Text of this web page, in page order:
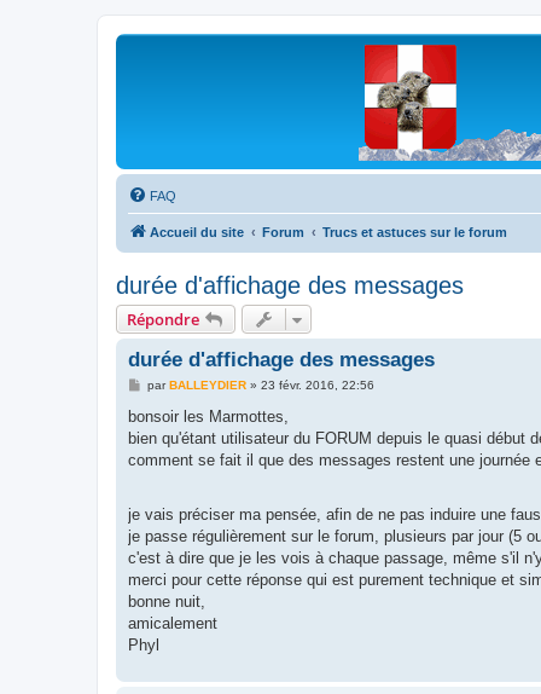
Les Marmottes de Savoie
FAQ
Accueil du site Forum Trucs et astuces sur le forum
durée d'affichage des messages
Répondre
durée d'affichage des messages
M
s
a
g
parBALLEYDIER» 23 févr. 2016, 22:56
bonsoir les Marmottes,
bien qu'étant utilisateur du FORUM depuis le quasi
comment se fait il que des messages restent une
je vais préciser ma pensée, afin de ne pas induire une
je passe régulièrement sur le forum, plusieurs par jour (5
c'est à dire que je les vois à chaque passage, même s'il
merci pour cette réponse qui est purement technique et
bonne nuit,
amicalement
Phyl